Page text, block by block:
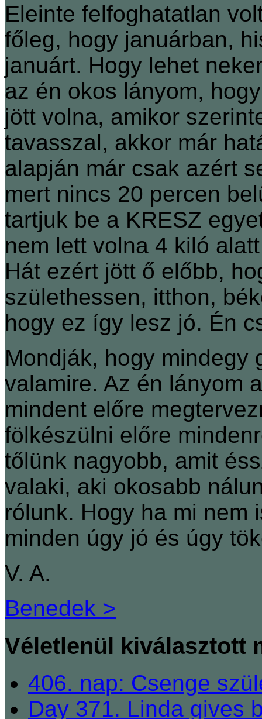
Eleinte felfoghatatlan
főleg, hogy januárban,
januárt. Hogy lehet
az én okos lányom,
jött volna, amikor
tavasszal, akkor már
alapján már csak azért
mert nincs 20 percen
tartjuk be a KRESZ
nem lett volna 4 kiló
Hát ezért jött ő előbb,
születhessen, itthon,
hogy ez így lesz jó. Én
Mondják, hogy mindegy
valamire. Az én lányom
mindent előre
fölkészülni előre
tőlünk nagyobb, amit
valaki, aki okosabb
rólunk. Hogy ha mi nem
minden úgy jó és úgy
V. A.
Benedek >
Véletlenül kiválasztott
406. nap: Csenge
Day 371. Linda gives